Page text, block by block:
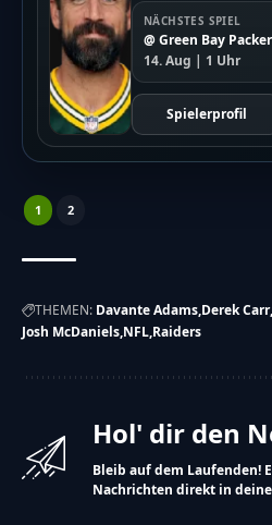
NÄCHSTES SPIEL
@ Green Bay
14. Aug | 1 Uhr
Spielerprofil
1 2
THEMEN: Davante Adams Derek Carr
Josh McDaniels NFL Raiders
Hol' dir den
Bleib auf dem Laufenden!
Nachrichten direkt in